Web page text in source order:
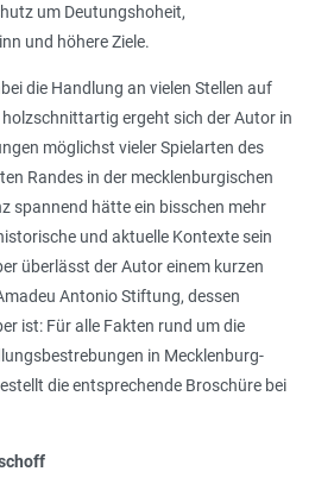
um Deutungshoheit,
und höhere Ziele.
die Handlung an vielen Stellen auf
holzschnittartig ergeht sich der Autor in
möglichst vieler Spielarten des
Randes in der mecklenburgischen
spannend hätte ein bisschen mehr
und aktuelle Kontexte sein
überlässt der Autor einem kurzen
Antonio Stiftung, dessen
ist: Für alle Fakten rund um die
in Mecklenburg-
die ent­sprechende Broschüre bei